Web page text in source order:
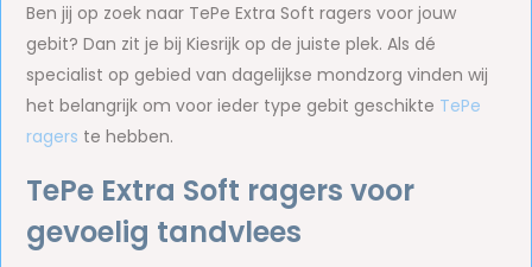
Ben jij op zoek naar TePe Extra Soft ragers voor jouw
gebit? Dan zit je bij Kiesrijk op de juiste plek. Als dé
specialist op gebied van dagelijkse mondzorg vinden wij
het belangrijk om voor ieder type gebit geschikte TePe
ragers te hebben.
TePe Extra Soft ragers voor
gevoelig tandvlees